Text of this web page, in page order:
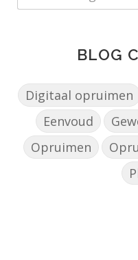
BLOG
Digitaal opruimen
Eenvoud
Opruimen